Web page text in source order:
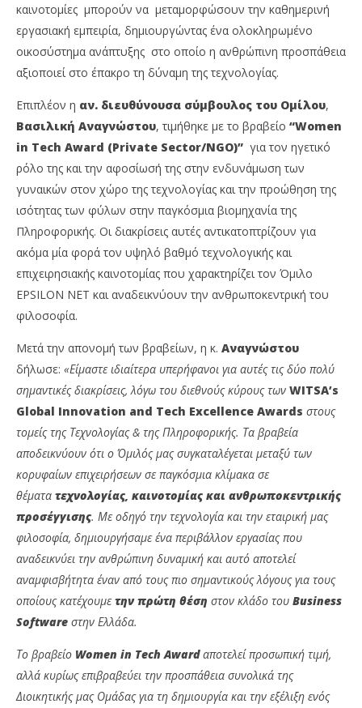
καινοτομίες μπορούν να μεταμορφώσουν την καθημερινή
εργασιακή εμπειρία, δημιουργώντας ένα ολοκληρωμένο
οικοσύστημα ανάπτυξης στο οποίο η ανθρώπινη προσπάθεια
αξιοποιεί στο έπακρο τη δύναμη της τεχνολογίας.
Επιπλέον η αν. διευθύνουσα σύμβουλος του Ομίλου,
Βασιλική Αναγνώστου, τιμήθηκε με το βραβείο “Women
in Tech Award (Private Sector/NGO)” για τον ηγετικό
ρόλο της και την αφοσίωσή της στην ενδυνάμωση των
γυναικών στον χώρο της τεχνολογίας και την προώθηση της
ισότητας των φύλων στην παγκόσμια βιομηχανία της
Πληροφορικής. Οι διακρίσεις αυτές αντικατοπτρίζουν για
ακόμα μία φορά τον υψηλό βαθμό τεχνολογικής και
επιχειρησιακής καινοτομίας που χαρακτηρίζει τον Όμιλο
EPSILON NET και αναδεικνύουν την ανθρωποκεντρική του
φιλοσοφία.
Μετά την απονομή των βραβείων, η κ. Αναγνώστου
δήλωσε: «Είμαστε ιδιαίτερα υπερήφανοι για αυτές τις δύο πολύ
σημαντικές διακρίσεις, λόγω του διεθνούς κύρους των WITSA’s
Global Innovation and Tech Excellence Awards στους
τομείς της Τεχνολογίας & της Πληροφορικής. Τα βραβεία
αποδεικνύουν ότι ο Όμιλός μας συγκαταλέγεται μεταξύ των
κορυφαίων επιχειρήσεων σε παγκόσμια κλίμακα σε
θέματα τεχνολογίας, καινοτομίας και ανθρωποκεντρικής
προσέγγισης. Με οδηγό την τεχνολογία και την εταιρική μας
φιλοσοφία, δημιουργήσαμε ένα περιβάλλον εργασίας που
αναδεικνύει την ανθρώπινη δυναμική και αυτό αποτελεί
αναμφισβήτητα έναν από τους πιο σημαντικούς λόγους για τους
οποίους κατέχουμετην πρώτη θέση στον κλάδο του Business
Software στην Ελλάδα.
Το βραβείο Women in Tech Awardαποτελεί προσωπική τιμή,
αλλά κυρίως επιβραβεύει την προσπάθεια συνολικά της
Διοικητικής μας Ομάδας για τη δημιουργία και την εξέλιξη ενός